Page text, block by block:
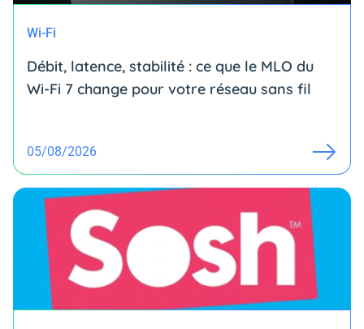
Wi-Fi
Débit, latence, stabilité : ce que le MLO du
Wi-Fi 7 change pour votre réseau sans fil
05/08/2026